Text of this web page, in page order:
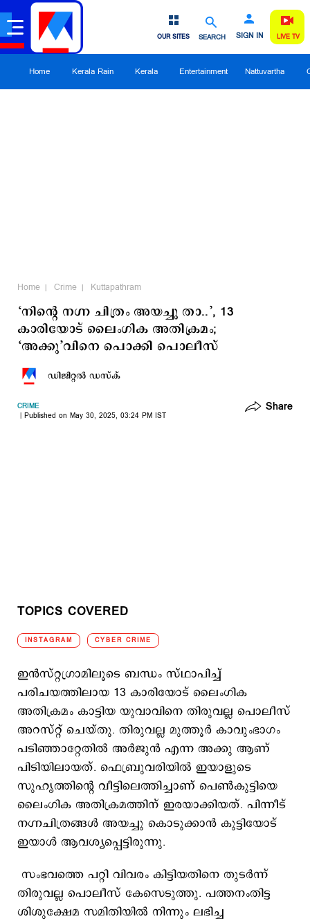
SEARCH SIGN IN
OUR SITES LIVE TV
Home Kerala Rain Kerala Entertainment Nattuvartha
Home Crime Kuttapathram
‘നിന്‍റെ നഗ്ന ചിത്രം അയച്ചു താ..’, 13
കാരിയോട് ലൈംഗിക അതിക്രമം;
‘അക്കു’വിനെ പൊക്കി പൊലീസ്
ഡിജിറ്റല്‍ ഡസ്ക്
CRIME
Published on May 30, 2025, 03:24 PM IST
Share
TOPICS COVERED
INSTAGRAM CYBER CRIME
ഇൻസ്റ്റഗ്രാമിലൂടെ ബന്ധം സ്ഥാപിച്ച്
പരിചയത്തിലായ 13 കാരിയോട് ലൈംഗിക
അതിക്രമം കാട്ടിയ യുവാവിനെ തിരുവല്ല പൊലീസ്
അറസ്റ്റ് ചെയ്തു. തിരുവല്ല മുത്തൂർ കാവുംഭാഗം
പടിഞ്ഞാറ്റേതിൽ അർജുൻ എന്ന അക്കു ആണ്
പിടിയിലായത്. ഫെബ്രുവരിയിൽ ഇയാളുടെ
സുഹൃത്തിന്റെ വീട്ടിലെത്തിച്ചാണ് പെൺകുട്ടിയെ
ലൈംഗിക അതിക്രമത്തിന് ഇരയാക്കിയത്. പിന്നീട്
നഗ്നചിത്രങ്ങൾ അയച്ചു കൊടുക്കാൻ കുട്ടിയോട്
ഇയാൾ ആവശ്യപ്പെട്ടിരുന്നു.
സംഭവത്തെ പറ്റി വിവരം കിട്ടിയതിനെ തുടർന്ന്
തിരുവല്ല പൊലീസ് കേസെടുത്തു. പത്തനംതിട്ട
ശിശുക്ഷേമ സമിതിയിൽ നിന്നും ലഭിച്ച